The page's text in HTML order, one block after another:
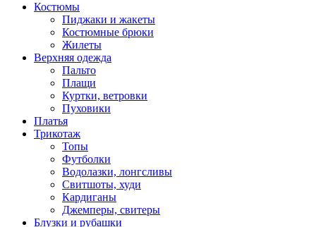
Костюмы
Пиджаки и жакеты
Костюмные брюки
Жилеты
Верхняя одежда
Пальто
Плащи
Куртки, ветровки
Пуховики
Платья
Трикотаж
Топы
Футболки
Водолазки, лонгсливы
Свитшоты, худи
Кардиганы
Джемперы, свитеры
Блузки и рубашки